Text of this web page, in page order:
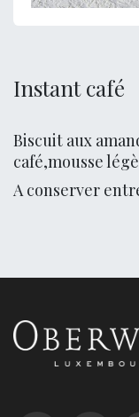
Instant café
Biscuit aux
café,mousse
A conserver